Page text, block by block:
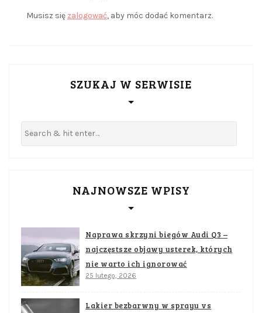
Musisz się zalogować, aby móc dodać komentarz.
SZUKAJ W SERWISIE
NAJNOWSZE WPISY
Naprawa skrzyni biegów Audi Q3 –
najczęstsze objawy usterek, których
nie warto ich ignorować
25 lutego, 2026
Lakier bezbarwny w sprayu vs